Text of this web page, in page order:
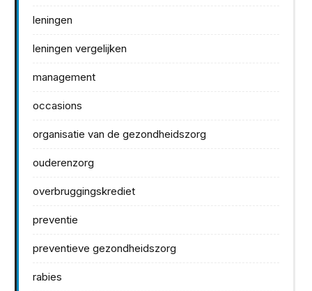
leningen
leningen vergelijken
management
occasions
organisatie van de gezondheidszorg
ouderenzorg
overbruggingskrediet
preventie
preventieve gezondheidszorg
rabies